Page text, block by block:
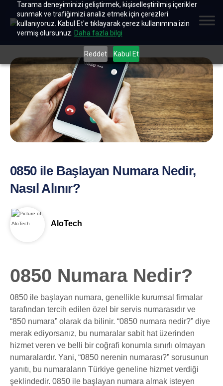
Tarama deneyiminizi geliştirmek, kişiselleştirilmiş içerikler
sunmak ve trafiğimizi analiz etmek için çerezleri
kullanıyoruz. Kabul Et'e tıklayarak çerez kullanımına izin
vermiş olursunuz. Daha fazla bilgi
Reddet Kabul Et
0850 ile Başlayan Numara Nedir,
Nasıl Alınır?
AloTech
0850 Numara Nedir?
0850 ile başlayan numara, genellikle kurumsal firmalar
tarafından tercih edilen özel bir servis numarasıdır ve
“850 numara” olarak da bilinir. “0850 numara nedir?” diye
merak ediyorsanız, bu numaralar sabit hat üzerinden
hizmet veren ve belli bir coğrafi konumla sınırlı olmayan
numaralardır. Yani, “0850 nerenin numarası?” sorusunun
yanıtı, bu numaraların Türkiye geneline hizmet verdiği
şeklindedir. 0850 ile başlayan numara almak isteyen